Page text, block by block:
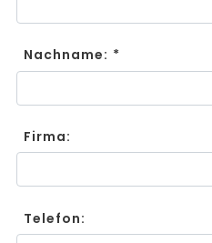
Nachname: *
Firma:
Telefon: